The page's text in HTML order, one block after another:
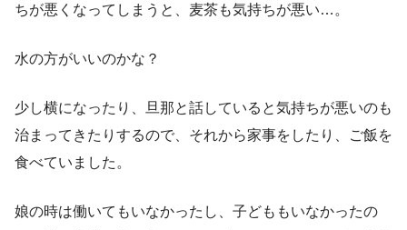
ちが悪くなってしまうと、麦茶も気持ちが悪い…。
水の方がいいのかな？
少し横になったり、旦那と話していると気持ちが悪いのも
治まってきたりするので、それから家事をしたり、ご飯を
食べていました。
娘の時は働いてもいなかったし、子どももいなかったの